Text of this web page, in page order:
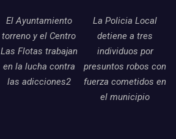
El Ayuntamiento
torreno y el Centro
Las Flotas trabajan
en la lucha contra
las adicciones2
La Policia Local
detiene a tres
individuos por
presuntos robos con
fuerza cometidos en
el municipio